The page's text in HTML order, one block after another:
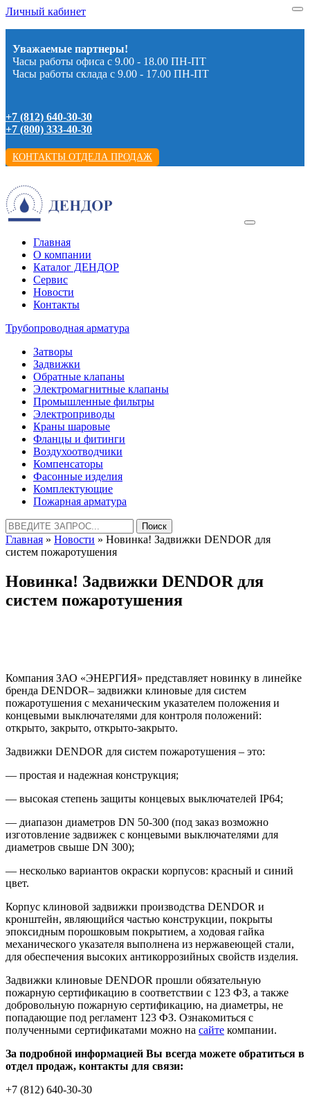
Личный кабинет
Уважаемые партнеры!
Часы работы офиса с 9.00 - 18.00 ПН-ПТ
Часы работы склада с 9.00 - 17.00 ПН-ПТ
+7 (812) 640-30-30
+7 (800) 333-40-30
КОНТАКТЫ ОТДЕЛА ПРОДАЖ
Главная
О компании
Каталог ДЕНДОР
Сервис
Новости
Контакты
Трубопроводная арматура
Затворы
Задвижки
Обратные клапаны
Электромагнитные клапаны
Промышленные фильтры
Электроприводы
Краны шаровые
Фланцы и фитинги
Воздухоотводчики
Компенсаторы
Фасонные изделия
Комплектующие
Пожарная арматура
Найти:
Главная » Новости » Новинка! Задвижки DENDOR для
систем пожаротушения
Новинка! Задвижки DENDOR для
систем пожаротушения
Компания ЗАО «ЭНЕРГИЯ» представляет новинку в линейке
бренда DENDOR– задвижки клиновые для систем
пожаротушения с механическим указателем положения и
концевыми выключателями для контроля положений:
открыто, закрыто, открыто-закрыто.
Задвижки DENDOR для систем пожаротушения – это:
— простая и надежная конструкция;
— высокая степень защиты концевых выключателей IP64;
— диапазон диаметров DN 50-300 (под заказ возможно
изготовление задвижек с концевыми выключателями для
диаметров свыше DN 300);
— несколько вариантов окраски корпусов: красный и синий
цвет.
Корпус клиновой задвижки производства DENDOR и
кронштейн, являющийся частью конструкции, покрыты
эпоксидным порошковым покрытием, а ходовая гайка
механического указателя выполнена из нержавеющей стали,
для обеспечения высоких антикоррозийных свойств изделия.
Задвижки клиновые DENDOR прошли обязательную
пожарную сертификацию в соответствии с 123 ФЗ, а также
добровольную пожарную сертификацию, на диаметры, не
попадающие под регламент 123 ФЗ. Ознакомиться с
полученными сертификатами можно на сайте компании.
За подробной информацией Вы всегда можете обратиться в
отдел продаж, контакты для связи:
+7 (812) 640-30-30